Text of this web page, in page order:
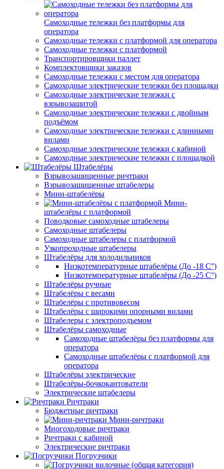
Самоходные тележки без платформы для
оператора
Самоходные тележки с платформой для оператора
Самоходные тележки с платформой
Транспортировщики паллет
Комплектовщики заказов
Самоходные тележки с местом для оператора
Самоходные электрические тележки без площадки
Самоходные электрические тележки с
взрывозащитой
Самоходные электрические тележки с двойным
подъёмом
Самоходные электрические тележки с длинными
вилами
Самоходные электрические тележки с кабиной
Самоходные электрические тележки с площадкой
Штабелёры
Взрывозащищенные ричтраки
Взрывозащищенные штабелеры
Мини-штабелёры
Мини-
штабелёры с платформой
Поводковые самоходные штабелеры
Самоходные штабелеры
Самоходные штабелеры с платформой
Узкопроходные штабелеры
Штабелёры для холодильников
Низкотемпературные штабелёры (До -18 C°)
Низкотемпературные штабелёры (До -25 C°)
Штабелёры ручные
Штабелёры с весами
Штабелёры с противовесом
Штабелёры с широкими опорными вилами
Штабелеры с электроподъемом
Штабелёры самоходные
Самоходные штабелёры без платформы для
оператора
Самоходные штабелёры с платформой для
оператора
Штабелёры электрические
Штабелёры-бочкокантователи
Электрические штабелеры
Ричтраки
Бюджетные ричтраки
Мини-ричтраки
Многоходовые ричтраки
Ричтраки с кабиной
Электрические ричтраки
Погрузчики